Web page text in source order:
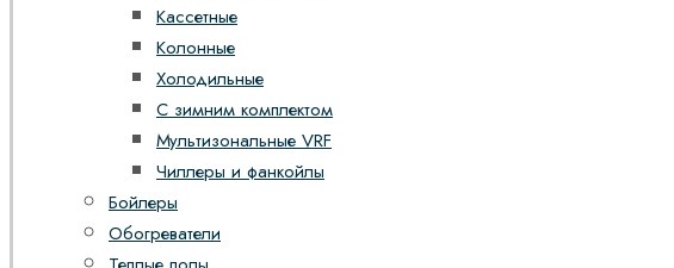
Кассетные
Колонные
Холодильные
С зимним комплектом
Мультизональные VRF
Чиллеры и фанкойлы
Бойлеры
Обогреватели